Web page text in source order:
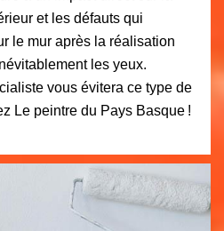
et les défauts qui
le mur après la réalisation
les yeux.
vous évitera ce type de
Le peintre du Pays Basque !